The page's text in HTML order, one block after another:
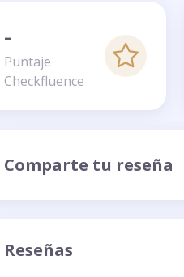
-
Puntaje
Checkfluence
Comparte tu reseña
Reseñas